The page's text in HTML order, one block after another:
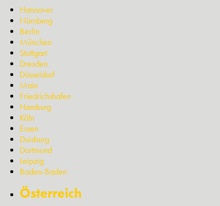
Hannover
Nürnberg
Berlin
München
Stuttgart
Dresden
Düsseldorf
Main
Friedrichshafen
Hamburg
Köln
Essen
Duisburg
Dortmund
Leipzig
Baden-Baden
Österreich